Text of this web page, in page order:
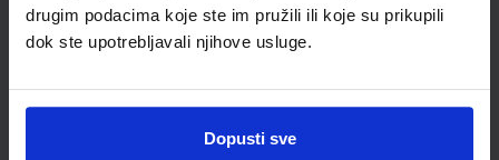
drugim podacima koje ste im pružili ili koje su prikupili
dok ste upotrebljavali njihove usluge.
Dopusti sve
Udžbenik Omot